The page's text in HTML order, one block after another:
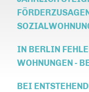
IN BERLIN
WOHNUNGEN -
BEI